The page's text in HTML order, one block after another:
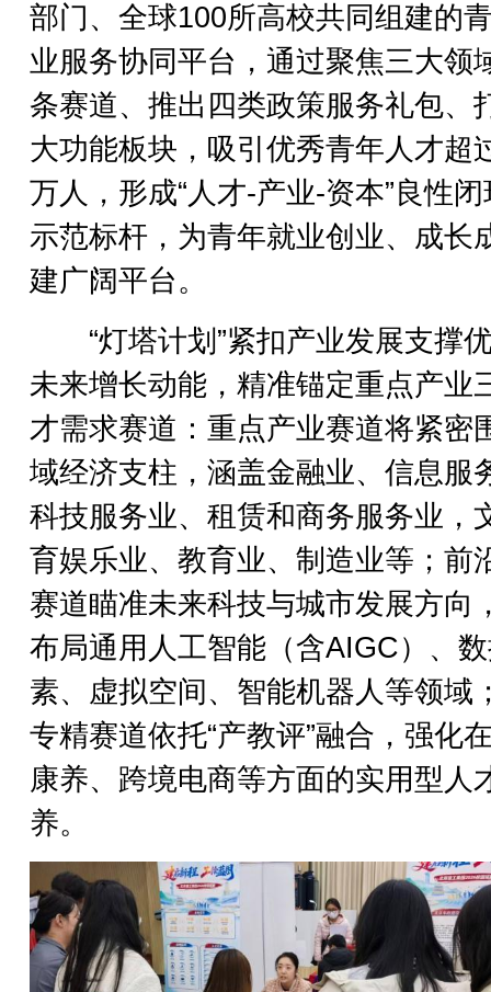
部门、全球100所高校共同组建的
业服务协同平台，通过聚焦三大领
条赛道、推出四类政策服务礼包、
大功能板块，吸引优秀青年人才超
万人，形成“人才-产业-资本”良性
示范标杆，为青年就业创业、成长
建广阔平台。
“灯塔计划”紧扣产业发展支撑
未来增长动能，精准锚定重点产业
才需求赛道：重点产业赛道将紧密
域经济支柱，涵盖金融业、信息服
科技服务业、租赁和商务服务业，
育娱乐业、教育业、制造业等；前
赛道瞄准未来科技与城市发展方向
布局通用人工智能（含AIGC）、
素、虚拟空间、智能机器人等领域
专精赛道依托“产教评”融合，强化
康养、跨境电商等方面的实用型人
养。